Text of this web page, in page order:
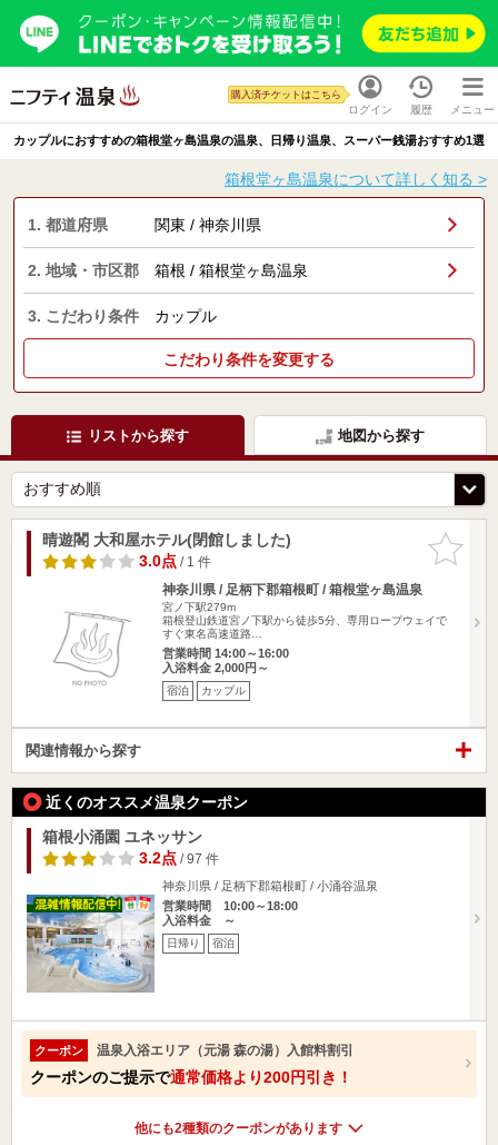
ログイン
購入済チケットはこちら
履歴 メニュー
カップルにおすすめの箱根堂ヶ島温泉の温泉、日帰り温泉、スーパー銭湯おすすめ1選
箱根堂ヶ島温泉について詳しく知る >
1. 都道府県 関東 / 神奈川県
2. 地域・市区郡 箱根 / 箱根堂ヶ島温泉
3. こだわり条件 カップル
こだわり条件を変更する
リストから探す 地図から探す
お気に入
りに追加
晴遊閣 大和屋ホテル(閉館しました)
3.0点/ 1 件
神奈川県 / 足柄下郡箱根町 / 箱根堂ヶ島温泉
宮ノ下駅279m
箱根登山鉄道宮ノ下駅から徒歩5分、専用ロープウェイで
すぐ東名高速道路…
営業時間 14:00～16:00
入浴料金 2,000円～
宿泊 カップル
関連情報から探す
近くのオススメ温泉クーポン
箱根小涌園 ユネッサン
3.2点/ 97 件
神奈川県 / 足柄下郡箱根町 / 小涌谷温泉
営業時間 10:00～18:00
入浴料金 ～
日帰り 宿泊
クーポン 温泉入浴エリア（元湯 森の湯）入館料割引
クーポンのご提示で通常価格より200円引き！
他にも2種類のクーポンがあります